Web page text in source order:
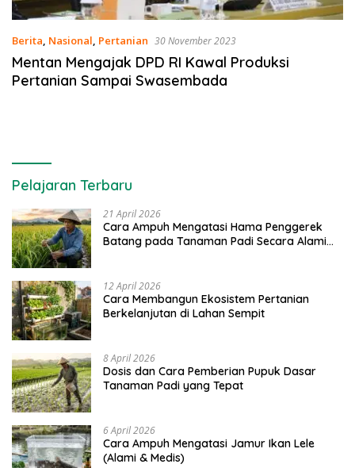
Berita, Nasional, Pertanian 30 November 2023
Mentan Mengajak DPD RI Kawal Produksi
Pertanian Sampai Swasembada
Pelajaran Terbaru
21 April 2026
Cara Ampuh Mengatasi Hama Penggerek
Batang pada Tanaman Padi Secara Alami
12 April 2026
Cara Membangun Ekosistem Pertanian
Berkelanjutan di Lahan Sempit
8 April 2026
Dosis dan Cara Pemberian Pupuk Dasar
Tanaman Padi yang Tepat
6 April 2026
Cara Ampuh Mengatasi Jamur Ikan Lele
(Alami & Medis)